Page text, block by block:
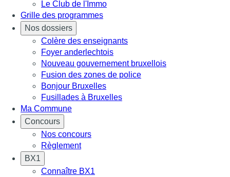
Le Club de l'Immo
Grille des programmes
Nos dossiers
Colère des enseignants
Foyer anderlechtois
Nouveau gouvernement bruxellois
Fusion des zones de police
Bonjour Bruxelles
Fusillades à Bruxelles
Ma Commune
Concours
Nos concours
Règlement
BX1
Connaître BX1